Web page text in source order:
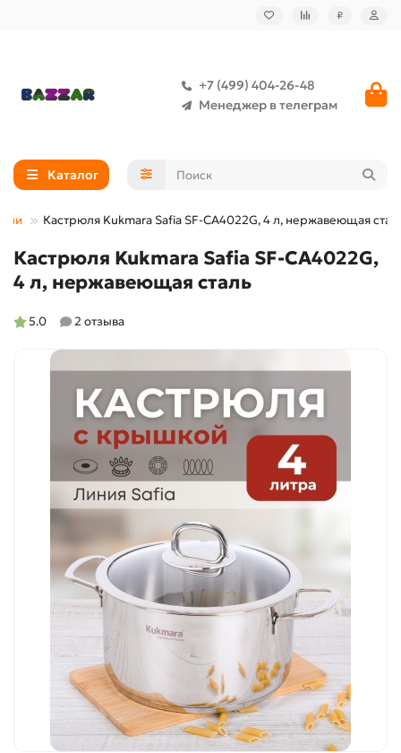
₽
+7 (499) 404-26-48
Менеджер в телеграм
Каталог
Кастрюля Kukmara Safia SF-CA4022G, 4 л, нержавеющая
Кастрюля Kukmara Safia SF-CA4022G,
4 л, нержавеющая сталь
5.0 2 отзыва